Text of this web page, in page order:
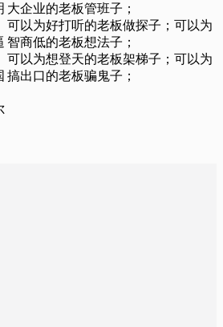
大企业的老板管班子；
可以为好打听的老板做探子；可以为
智商低的老板想法子；
可以为想登天的老板架梯子；可以为
搞出口的老板骗鬼子；